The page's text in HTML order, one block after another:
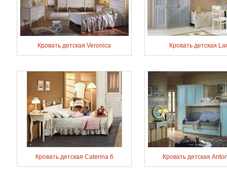
Кровать детская Veronica Кровать детская
Кровать детская Caterina 6 Кровать детская